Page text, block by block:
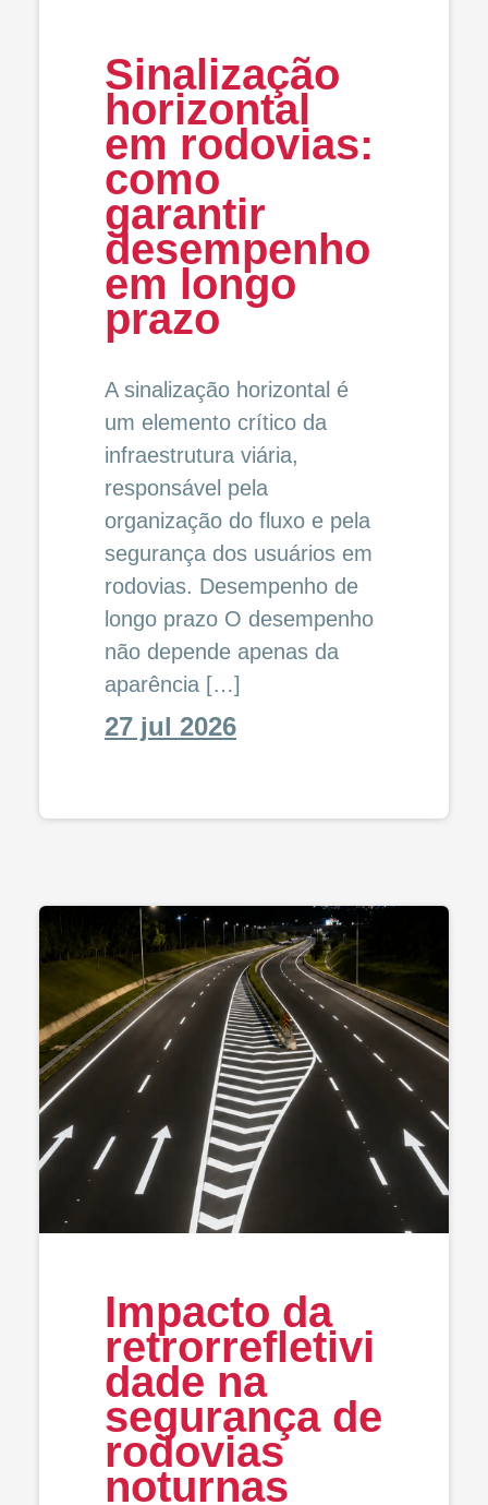
Sinalização
horizontal
em rodovias:
como
garantir
desempenho
em longo
prazo
A sinalização horizontal é
um elemento crítico da
infraestrutura viária,
responsável pela
organização do fluxo e pela
segurança dos usuários em
rodovias. Desempenho de
longo prazo O desempenho
não depende apenas da
aparência […]
27 jul 2026
Impacto da
retrorrefletivi
dade na
segurança de
rodovias
noturnas